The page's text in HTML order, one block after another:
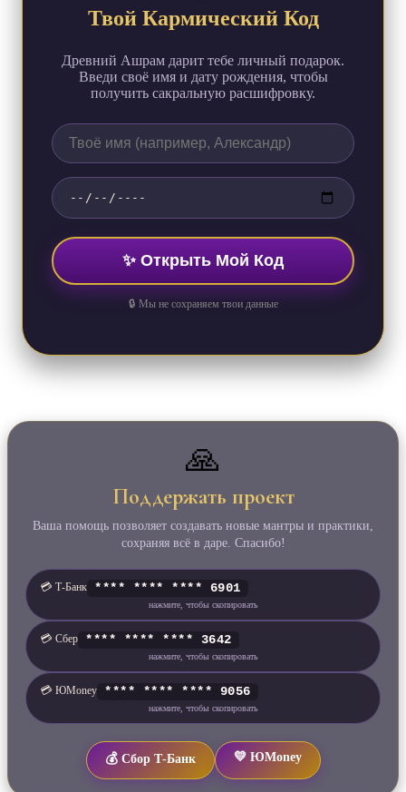
Твой Кармический Код
Древний Ашрам дарит тебе личный подарок.
Введи своё имя и дату рождения, чтобы
получить сакральную расшифровку.
✨ Открыть Мой Код
🔒 Мы не сохраняем твои данные
🙏
Поддержать проект
Ваша помощь позволяет создавать новые мантры и практики,
сохраняя всё в даре. Спасибо!
💳 Т‑Банк **** **** **** 6901
нажмите, чтобы скопировать
💳 Сбер **** **** **** 3642
нажмите, чтобы скопировать
💳 ЮMoney **** **** **** 9056
нажмите, чтобы скопировать
💰 Сбор Т‑Банк 💛 ЮMoney